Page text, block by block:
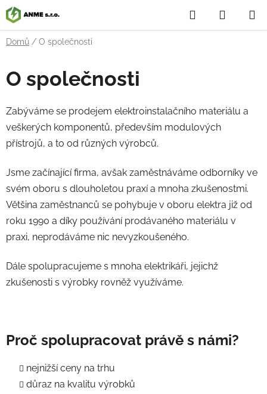
Přejít
na
obsah
Hledat
KOŠÍK
Domů / O společnosti
O společnosti
Zabýváme se prodejem elektroinstalačního materiálu a
veškerých komponentů, především modulových
přístrojů, a to od různých výrobců.
Jsme začínající firma, avšak zaměstnáváme odborníky ve
svém oboru s dlouholetou praxí a mnoha zkušenostmi.
Většina zaměstnanců se pohybuje v oboru elektra již od
roku 1990 a díky používání prodávaného materiálu v
praxi, neprodáváme nic nevyzkoušeného.
Dále spolupracujeme s mnoha elektrikáři, jejichž
zkušenosti s výrobky rovněž využíváme.
Proč spolupracovat právě s námi?
nejnižší ceny na trhu
důraz na kvalitu výrobků